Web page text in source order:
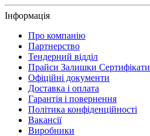
Інформація
Про компанію
Партнерство
Тендерний відділ
Прайси Залишки Сертифікати
Офіційні документи
Доставка і оплата
Гарантія і повернення
Політика конфіденційності
Вакансії
Виробники